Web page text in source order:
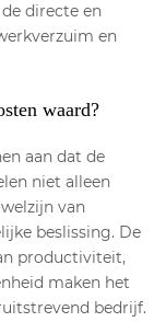
directe en
en
waard?
aan dat de
niet alleen
van
beslissing. De
productiviteit,
maken het
bedrijf.